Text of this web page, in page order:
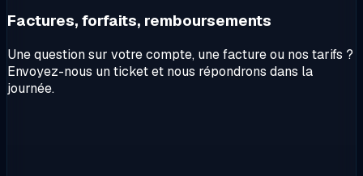
Factures, forfaits, remboursements
Une question sur votre compte, une facture ou nos tarifs ?
Envoyez-nous un ticket et nous répondrons dans la
journée.